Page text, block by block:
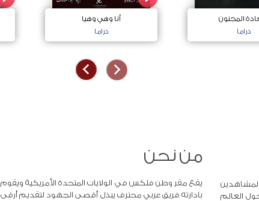
المجنون
دراما
أنا وهي وهيا
دراما
العالم
من نحن
يقع مقر وطن فلكس في الولايات المتحدة الأمريكية ويقوم
بادارته فريق عربي محترف يبذل أقصى الجهود لتقديم أرقى